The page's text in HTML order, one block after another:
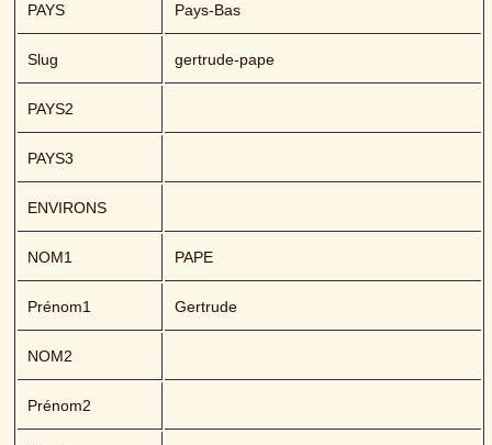
PAYS Pays-Bas
Slug gertrude-pape
PAYS2
PAYS3
ENVIRONS
NOM1 PAPE
Prénom1 Gertrude
NOM2
Prénom2